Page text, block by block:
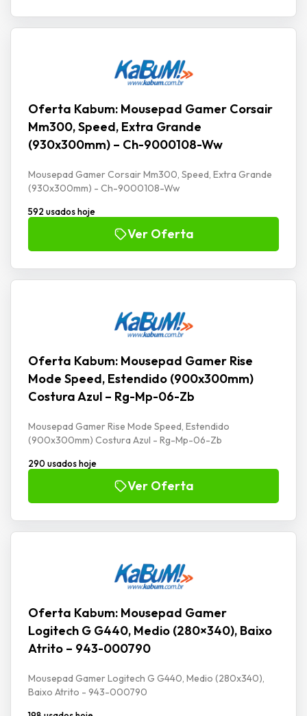
Oferta Kabum: Mousepad Gamer Corsair
Mm300, Speed, Extra Grande
(930x300mm) – Ch-9000108-Ww
Mousepad Gamer Corsair Mm300, Speed, Extra Grande
(930x300mm) - Ch-9000108-Ww
592 usados hoje
Ver Oferta
Oferta Kabum: Mousepad Gamer Rise
Mode Speed, Estendido (900x300mm)
Costura Azul – Rg-Mp-06-Zb
Mousepad Gamer Rise Mode Speed, Estendido
(900x300mm) Costura Azul - Rg-Mp-06-Zb
290 usados hoje
Ver Oferta
Oferta Kabum: Mousepad Gamer
Logitech G G440, Medio (280×340), Baixo
Atrito – 943-000790
Mousepad Gamer Logitech G G440, Medio (280x340),
Baixo Atrito - 943-000790